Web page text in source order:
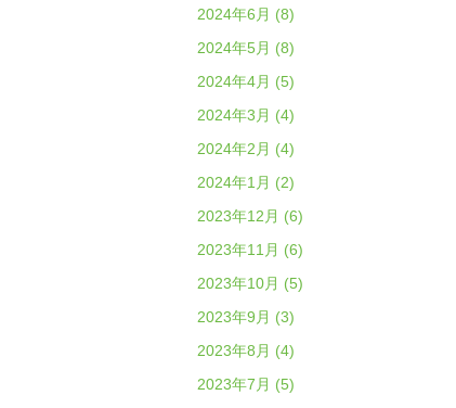
2024年6月 (8)
2024年5月 (8)
2024年4月 (5)
2024年3月 (4)
2024年2月 (4)
2024年1月 (2)
2023年12月 (6)
2023年11月 (6)
2023年10月 (5)
2023年9月 (3)
2023年8月 (4)
2023年7月 (5)